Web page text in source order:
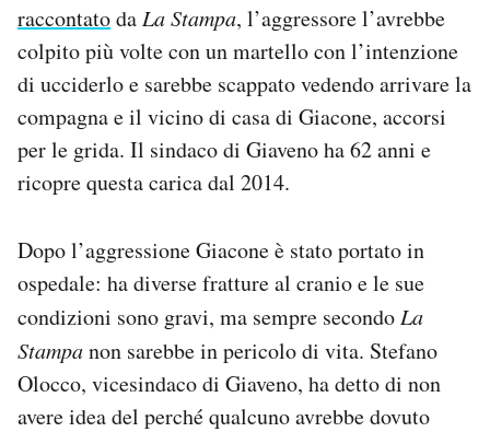
AREA PERSONALE
Area Personale
Newsletter
Notifiche mobile
Regala il Post
raccontatoda La Stampa, l’aggressore l’avrebbe
colpito più volte con un martello con l’intenzione
di ucciderlo e sarebbe scappato vedendo arrivare la
compagna e il vicino di casa di Giacone, accorsi
per le grida. Il sindaco di Giaveno ha 62 anni e
ricopre questa carica dal 2014.
Dopo l’aggressione Giacone è stato portato in
ospedale: ha diverse fratture al cranio e le sue
condizioni sono gravi, ma sempre secondo La
Stampanon sarebbe in pericolo di vita. Stefano
Olocco, vicesindaco di Giaveno, ha detto di non
avere idea del perché qualcuno avrebbe dovuto